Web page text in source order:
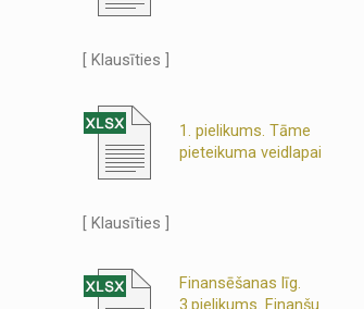
[ Klausīties ]
1. pielikums. Tāme
pieteikuma veidlapai
[ Klausīties ]
Finansēšanas līg.
3.pielikums. Finanšu